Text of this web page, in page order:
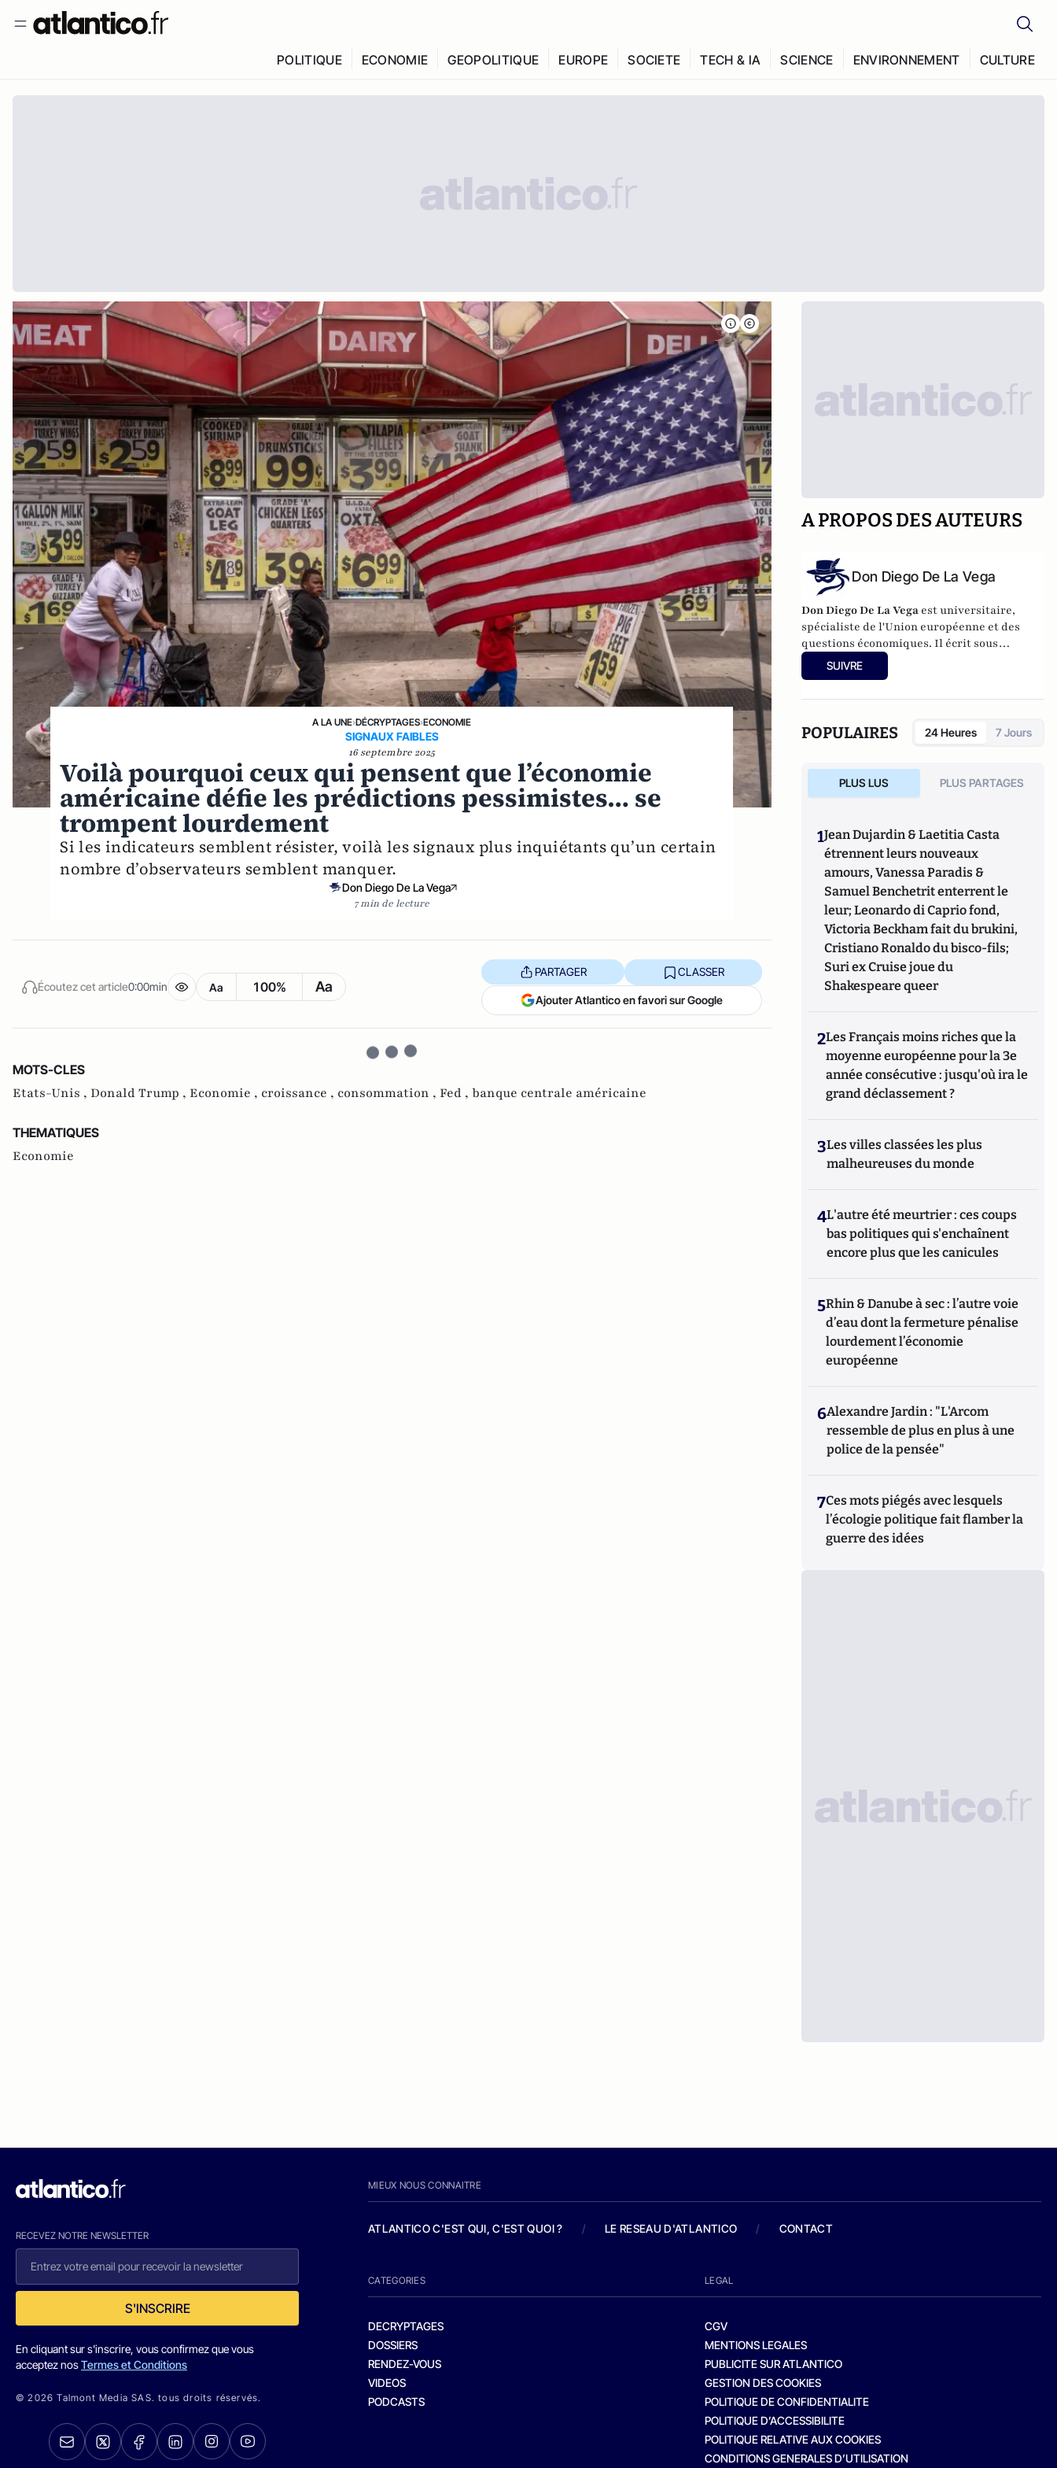
POLITIQUE ECONOMIE GEOPOLITIQUE EUROPE SOCIETE TECH & IA SCIENCE ENVIRONNEMENT CULTURE
A LA UNE›DÉCRYPTAGES›ECONOMIE
SIGNAUX FAIBLES
16 septembre 2025
Voilà pourquoi ceux qui pensent que l’économie
américaine défie les prédictions pessimistes… se
trompent lourdement
Si les indicateurs semblent résister, voilà les signaux plus inquiétants qu’un certain
nombre d’observateurs semblent manquer.
Don Diego De La Vega
7 min de lecture
Écoutez cet article0:00min Aa 100% Aa
PARTAGER CLASSER
Ajouter Atlantico en favori sur Google
MOTS-CLES
Etats-Unis , Donald Trump , Economie , croissance , consommation , Fed , banque centrale américaine
THEMATIQUES
Economie
A PROPOS DES AUTEURS
Don Diego De La Vega
Don Diego De La Vega est universitaire,
spécialiste de l'Union européenne et des
questions économiques. Il écrit sous
pseudonyme car il ne peut engager
l’institution pour laquelle il travaille.
SUIVRE
POPULAIRES 24 Heures 7 Jours
PLUS LUS PLUS PARTAGES
1Jean Dujardin & Laetitia Casta
étrennent leurs nouveaux
amours, Vanessa Paradis &
Samuel Benchetrit enterrent le
leur; Leonardo di Caprio fond,
Victoria Beckham fait du brukini,
Cristiano Ronaldo du bisco-fils;
Suri ex Cruise joue du
Shakespeare queer
2Les Français moins riches que la
moyenne européenne pour la 3e
année consécutive : jusqu'où ira le
grand déclassement ?
3Les villes classées les plus
malheureuses du monde
4L'autre été meurtrier : ces coups
bas politiques qui s'enchaînent
encore plus que les canicules
5Rhin & Danube à sec : l’autre voie
d’eau dont la fermeture pénalise
lourdement l’économie
européenne
6Alexandre Jardin : "L'Arcom
ressemble de plus en plus à une
police de la pensée"
7Ces mots piégés avec lesquels
l’écologie politique fait flamber la
guerre des idées
RECEVEZ NOTRE NEWSLETTER
S'INSCRIRE
En cliquant sur s'inscrire, vous confirmez que vous
acceptez nosTermes et Conditions
© 2026 Talmont Media SAS. tous droits réservés.
MIEUX NOUS CONNAITRE
ATLANTICO C'EST QUI, C'EST QUOI ? / LE RESEAU D'ATLANTICO / CONTACT
CATEGORIES
DECRYPTAGES
DOSSIERS
RENDEZ-VOUS
VIDEOS
PODCASTS
LEGAL
CGV
MENTIONS LEGALES
PUBLICITE SUR ATLANTICO
GESTION DES COOKIES
POLITIQUE DE CONFIDENTIALITE
POLITIQUE D’ACCESSIBILITE
POLITIQUE RELATIVE AUX COOKIES
CONDITIONS GENERALES D’UTILISATION